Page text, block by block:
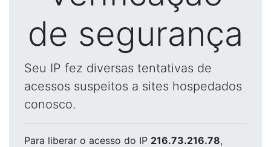
de segurança
Seu IP fez diversas tentativas de
acessos suspeitos a sites hospedados
conosco.
Para liberar o acesso do IP 216.73.216.78,